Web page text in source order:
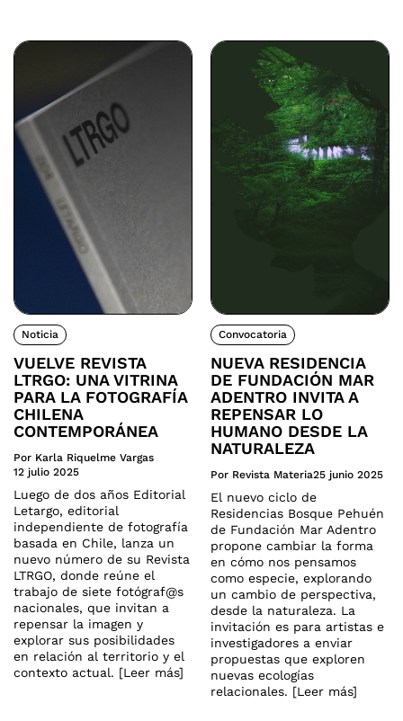
Noticia
VUELVE REVISTA
LTRGO: UNA VITRINA
PARA LA FOTOGRAFÍA
CHILENA
CONTEMPORÁNEA
Por Karla Riquelme Vargas
12 julio 2025
Luego de dos años Editorial
Letargo, editorial
independiente de fotografía
basada en Chile, lanza un
nuevo número de su Revista
LTRGO, donde reúne el
trabajo de siete fotógraf@s
nacionales, que invitan a
repensar la imagen y
explorar sus posibilidades
en relación al territorio y el
contexto actual. [Leer más]
Convocatoria
NUEVA RESIDENCIA
DE FUNDACIÓN MAR
ADENTRO INVITA A
REPENSAR LO
HUMANO DESDE LA
NATURALEZA
Por Revista Materia25 junio 2025
El nuevo ciclo de
Residencias Bosque Pehuén
de Fundación Mar Adentro
propone cambiar la forma
en cómo nos pensamos
como especie, explorando
un cambio de perspectiva,
desde la naturaleza. La
invitación es para artistas e
investigadores a enviar
propuestas que exploren
nuevas ecologías
relacionales. [Leer más]